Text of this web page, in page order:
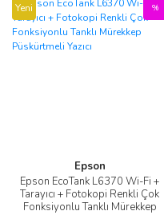
Yeni
Epson
Epson EcoTank L6370 Wi-Fi +
Tarayıcı + Fotokopi Renkli Çok
Fonksiyonlu Tanklı Mürekkep
%